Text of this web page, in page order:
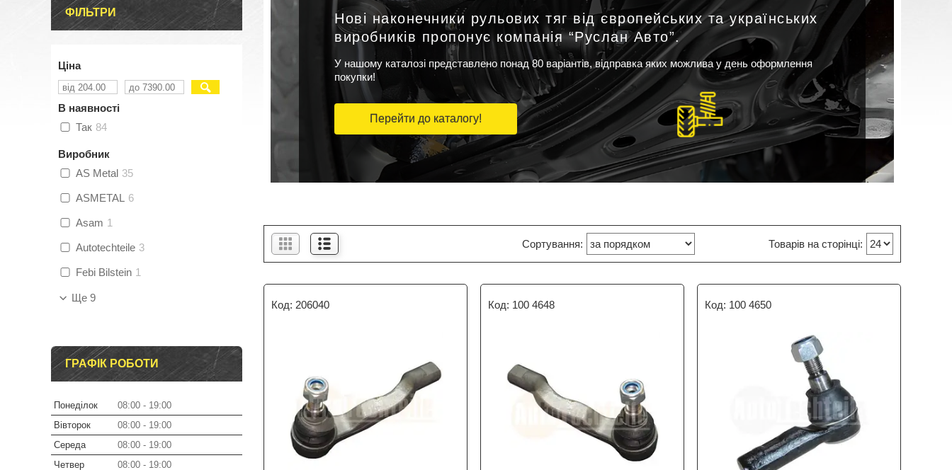
Нові наконечники рульових тяг від європейських та українських
виробників пропонує компанія “Руслан Авто”.
У нашому каталозі представлено понад 80 варіантів, відправка яких можлива у день оформлення
покупки!
Перейти до каталогу!
206040 100 4648 100 4650
ФІЛЬТРИ
Ціна
В наявності
Так 84
Виробник
AS Metal 35
ASMETAL 6
Asam 1
Autotechteile 3
Febi Bilstein 1
Ще 9
ГРАФІК РОБОТИ
Понеділок 08:00
19:00
Вівторок
08:00
19:00
Середа
08:00
19:00
Четвер
08:00
19:00